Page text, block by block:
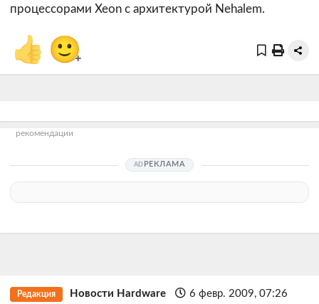
процессорами Xeon с архитектурой Nehalem.
👍 🙂+
рекомендации
РЕКЛАМА
Редакция Новости Hardware
6 февр. 2009, 07:26